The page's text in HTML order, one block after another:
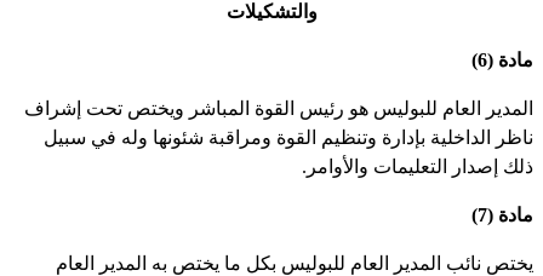
والتشكيلات
(6)
العام للبوليس هو رئيس القوة المباشر ويختص تحت إشراف
الداخلية بإدارة وتنظيم القوة ومراقبة شئونها وله في سبيل
إصدار التعليمات والأوامر.
(7)
نائب المدير العام للبوليس بكل ما يختص به المدير العام